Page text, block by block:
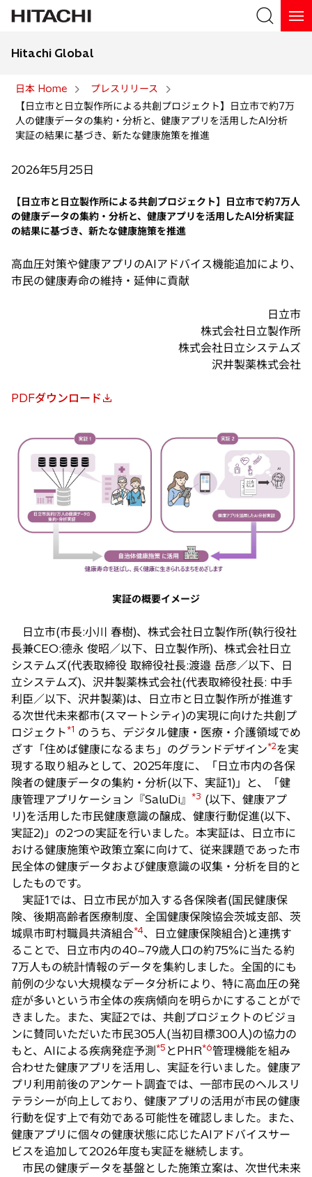
検索
Hitachi Global
日本 Home
プレスリリース
【日立市と日立製作所による共創プロジェクト】日立市で約7万
人の健康データの集約・分析と、健康アプリを活用したAI分析
実証の結果に基づき、新たな健康施策を推進
2026年5月25日
【日立市と日立製作所による共創プロジェクト】日立市で約7万人
の健康データの集約・分析と、健康アプリを活用したAI分析実証
の結果に基づき、新たな健康施策を推進
高血圧対策や健康アプリのAIアドバイス機能追加により、
市民の健康寿命の維持・延伸に貢献
日立市
株式会社日立製作所
株式会社日立システムズ
沢井製薬株式会社
PDFダウンロード
新
タ
く
実証の概要イメージ
日立市(市長:小川 春樹)、株式会社日立製作所(執行役社
長兼CEO:德永 俊昭／以下、日立製作所)、株式会社日立
システムズ(代表取締役 取締役社長:渡邉 岳彦／以下、日
立システムズ)、沢井製薬株式会社(代表取締役社長: 中手
利臣／以下、沢井製薬)は、日立市と日立製作所が推進す
る次世代未来都市(スマートシティ)の実現に向けた共創プ
ロジェクト*1 のうち、デジタル健康・医療・介護領域でめ
ざす「住めば健康になるまち」のグランドデザイン*2を実
現する取り組みとして、2025年度に、「日立市内の各保
険者の健康データの集約・分析(以下、実証1)」と、「健
康管理アプリケーション『SaluDi』 *3 (以下、健康アプ
リ)を活用した市民健康意識の醸成、健康行動促進(以下、
実証2)」の2つの実証を行いました。本実証は、日立市に
おける健康施策や政策立案に向けて、従来課題であった市
民全体の健康データおよび健康意識の収集・分析を目的と
したものです。
実証1では、日立市民が加入する各保険者(国民健康保
険、後期高齢者医療制度、全国健康保険協会茨城支部、茨
城県市町村職員共済組合*4、日立健康保険組合)と連携す
ることで、日立市内の40~79歳人口の約75%に当たる約
7万人もの統計情報のデータを集約しました。全国的にも
前例の少ない大規模なデータ分析により、特に高血圧の発
症が多いという市全体の疾病傾向を明らかにすることがで
きました。また、実証2では、共創プロジェクトのビジョ
ンに賛同いただいた市民305人(当初目標300人)の協力の
もと、AIによる疾病発症予測 *5 とPHR*6管理機能を組み
合わせた健康アプリを活用し、実証を行いました。健康ア
プリ利用前後のアンケート調査では、一部市民のヘルスリ
テラシーが向上しており、健康アプリの活用が市民の健康
行動を促す上で有効である可能性を確認しました。また、
健康アプリに個々の健康状態に応じたAIアドバイスサー
ビスを追加して2026年度も実証を継続します。
市民の健康データを基盤とした施策立案は、次世代未来